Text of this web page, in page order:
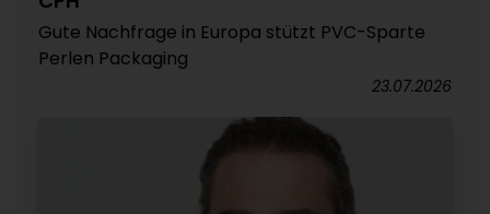
Gute Nachfrage in Europa stützt PVC-Sparte
Perlen Packaging
23.07.2026